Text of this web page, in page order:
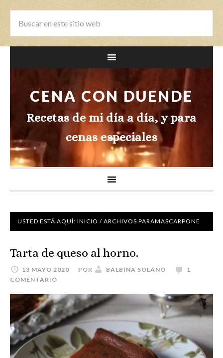
CENA CON DUENDE
Recetas de mi día a día, y para
cenas especiales
USTED ESTÁ AQUÍ: INICIO / ARCHIVOS PARAMASCARPONE
Tarta de queso al horno.
13 MAYO 2020 POR BALBINA SOLANO
1
COMENTARIO